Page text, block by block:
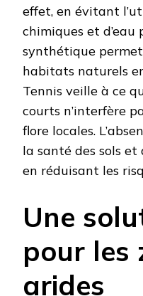
effet, en évitant
chimiques et d’eau
synthétique
habitats naturels
Tennis veille à ce
courts n’interfère
flore locales.
la santé des sols et
en réduisant les
Une
pour les
arides